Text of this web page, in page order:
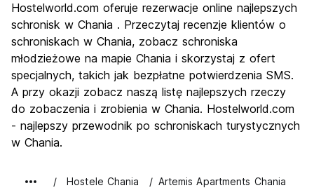
Kultura
8.4
Imprezy
Najlepsza wartość
8.5
Hostelworld.com oferuje rezerwacje online najlepszych
schronisk w Chania . Przeczytaj recenzje klientów o
schroniskach w Chania, zobacz schroniska
młodzieżowe na mapie Chania i skorzystaj z ofert
specjalnych, takich jak bezpłatne potwierdzenia SMS.
A przy okazji zobacz naszą listę najlepszych rzeczy
do zobaczenia i zrobienia w Chania. Hostelworld.com
- najlepszy przewodnik po schroniskach turystycznych
w Chania.
Hostele Chania Artemis Apartments Chania